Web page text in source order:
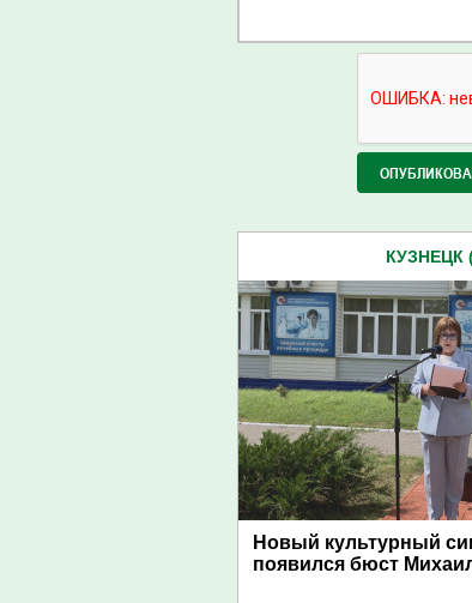
КУЗНЕЦК
Новый культурный
появился бюст